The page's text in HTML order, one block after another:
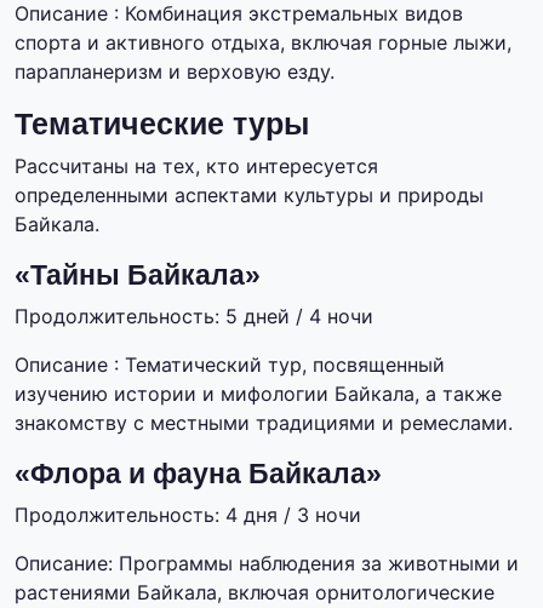
Описание : Комбинация экстремальных видов
спорта и активного отдыха, включая горные лыжи,
парапланеризм и верховую езду.
Тематические туры
Рассчитаны на тех, кто интересуется
определенными аспектами культуры и природы
Байкала.
«Тайны Байкала»
Продолжительность: 5 дней / 4 ночи
Описание : Тематический тур, посвященный
изучению истории и мифологии Байкала, а также
знакомству с местными традициями и ремеслами.
«Флора и фауна Байкала»
Продолжительность: 4 дня / 3 ночи
Описание: Программы наблюдения за животными и
растениями Байкала, включая орнитологические